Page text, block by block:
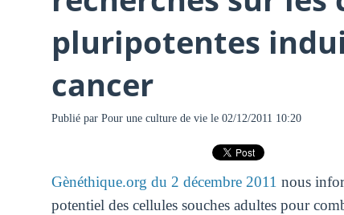
pluripotentes
cancer
Publié par Pour une culture de viele 02/12/2011 10:20
Gènéthique.org du 2 décembre 2011 nous
potentiel des cellules souches adultes pour